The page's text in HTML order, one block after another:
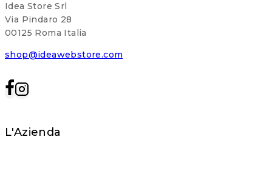
Idea Store Srl
Via Pindaro 28
00125 Roma Italia
shop@ideawebstore.com
L'Azienda